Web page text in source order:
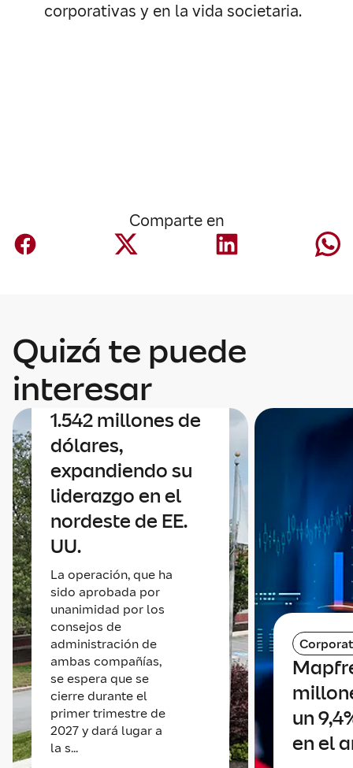
corporativas y en la vida societaria.
Comparte en
Quizá te puede
interesar
un acuerdo para
adquirir Safety
Insurance por
1.542 millones de
dólares,
expandiendo su
liderazgo en el
nordeste de EE.
UU.
La operación, que ha
sido aprobada por
unanimidad por los
consejos de
administración de
ambas compañías,
se espera que se
cierre durante el
primer trimestre de
2027 y dará lugar a
la s...
un
en el